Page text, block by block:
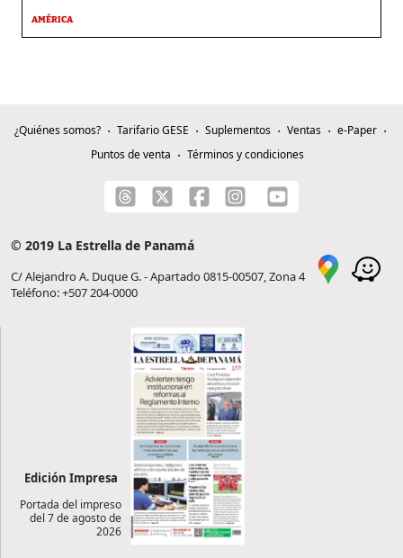
AMÉRICA
¿Quiénes somos? Tarifario GESE Suplementos Ventas
e-Paper
Puntos de venta
Términos y condiciones
© 2019 La Estrella de Panamá
C/ Alejandro A. Duque G. - Apartado 0815-00507, Zona 4
Teléfono: +507 204-0000
Edición Impresa
Portada del impreso
del 7 de agosto de
2026